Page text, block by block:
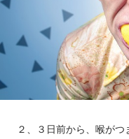
２、３日前から、喉が